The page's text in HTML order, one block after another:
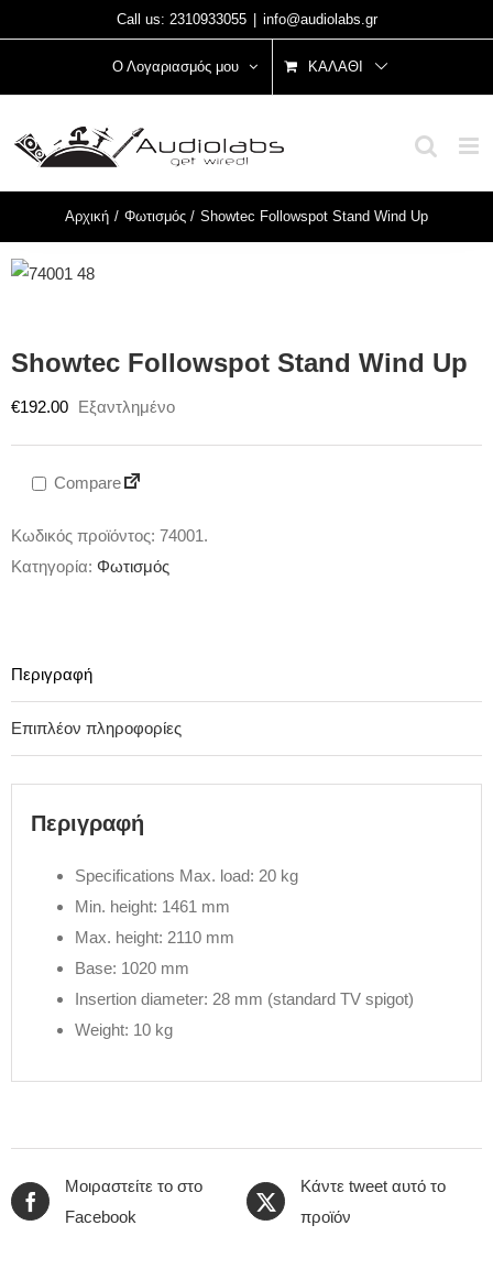
στο
Call us: 2310933055 info@audiolabs.gr
Ο Λογαριασμός μου ΚΑΛΆΘΙ
Αρχική Φωτισμός Showtec Followspot Stand Wind Up
Showtec Followspot Stand Wind Up
€192.00 Εξαντλημένο
Compare
Κωδικός προϊόντος: 74001.
Κατηγορία: Φωτισμός
Περιγραφή
Επιπλέον πληροφορίες
Περιγραφή
Specifications Max. load: 20 kg
Min. height: 1461 mm
Max. height: 2110 mm
Base: 1020 mm
Insertion diameter: 28 mm (standard TV spigot)
Weight: 10 kg
Μοιραστείτε το στο
Facebook
Κάντε tweet αυτό το
προϊόν